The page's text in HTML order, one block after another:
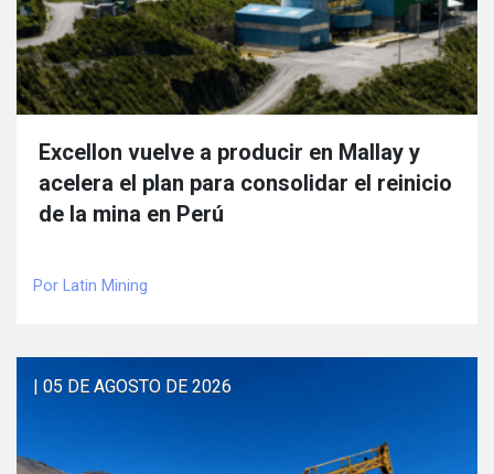
Excellon vuelve a producir en Mallay y
acelera el plan para consolidar el reinicio
de la mina en Perú
Por Latin Mining
| 05 DE AGOSTO DE 2026